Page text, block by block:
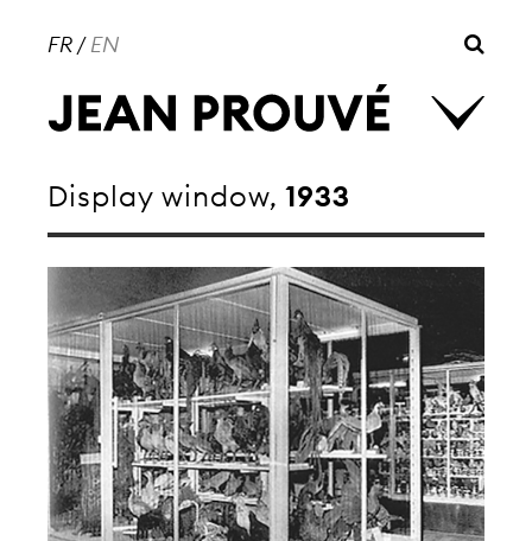
FR/EN
Display window, 1933